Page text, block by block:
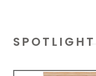
SPOTLIGHT